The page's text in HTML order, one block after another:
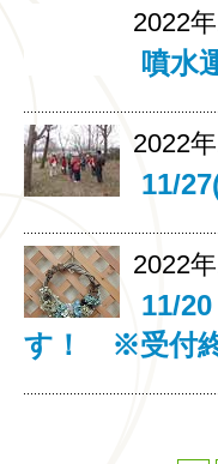
2022
噴水
2022
11/
2022
11/
す！ ※受付